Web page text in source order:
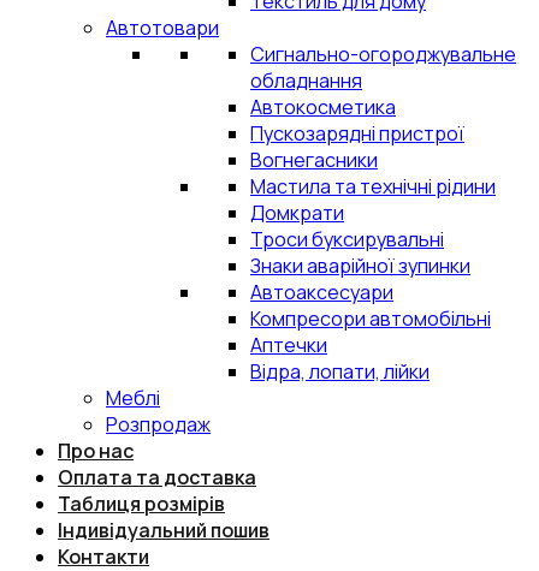
Автотовари
Сигнально-огороджувальне
обладнання
Автокосметика
Пускозарядні пристрої
Вогнегасники
Мастила та технічні рідини
Домкрати
Троси буксирувальні
Знаки аварійної зупинки
Автоаксесуари
Компресори автомобільні
Аптечки
Відра, лопати, лійки
Меблі
Розпродаж
Про нас
Оплата та доставка
Таблиця розмірів
Індивідуальний пошив
Контакти